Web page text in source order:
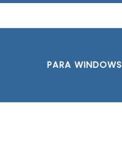
PARA WINDOWS